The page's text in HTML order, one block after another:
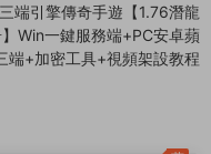
端引擎傳奇手遊【1.76潛龍
Win一鍵服務端+PC安卓蘋
端+加密工具+視頻架設教程